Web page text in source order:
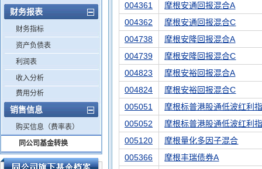
财务报表
财务指标
资产负债表
利润表
收入分析
费用分析
销售信息
购买信息（费率表）
同公司基金转换
004361
摩根安通回报混合A
004362
摩根安通回报混合C
004738
摩根安隆回报混合A
004739
摩根安隆回报混合C
004823
摩根安裕回报混合A
004824
摩根安裕回报混合C
005051
摩根标普港股通低波红利
005052
摩根标普港股通低波红利
005120
摩根量化多因子混合
005366
摩根丰瑞债券A